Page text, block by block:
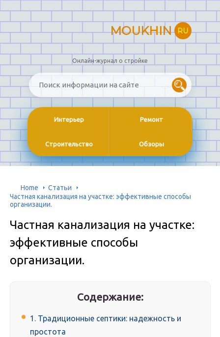
MOUKHIN RU
Онлайн-журнал о стройке
Интерьер Ремонт
Строительство Обзоры
Home
Статьи
Частная канализация на участке: эффективные способы
организации.
Частная канализация на участке:
эффективные способы
организации.
Содержание:
1. Традиционные септики: надежность и
простота